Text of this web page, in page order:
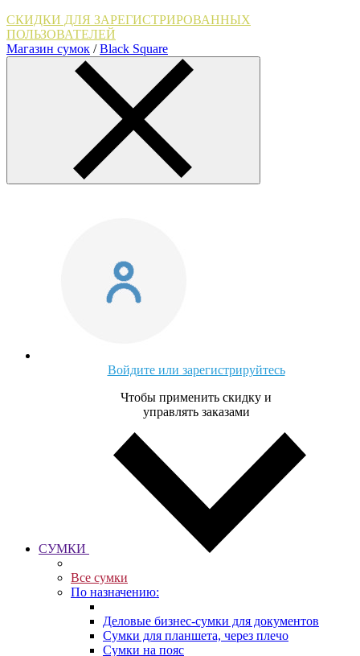
СКИДКИ ДЛЯ ЗАРЕГИСТРИРОВАННЫХ
ПОЛЬЗОВАТЕЛЕЙ
Магазин сумок /Black Square
Войдите или зарегистрируйтесь
Чтобы применить скидку и
управлять заказами
СУМКИ
Все сумки
По назначению:
Деловые бизнес-сумки для документов
Сумки для планшета, через плечо
Сумки на пояс